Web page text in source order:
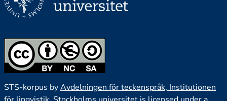
STS-korpus byAvdelningen för teckenspråk, Institutionen